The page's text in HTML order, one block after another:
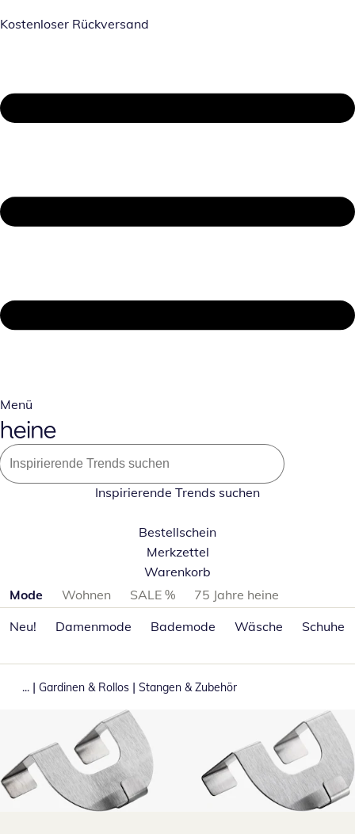
Kostenloser Rückversand
Menü
Inspirierende Trends suchen
Bestellschein
Merkzettel
Warenkorb
Produktkategorien überspringen
Mode Wohnen SALE %
75 Jahre heine
Neu!
Damenmode Bademode Wäsche Schuhe
... | Gardinen & Rollos | Stangen & Zubehör